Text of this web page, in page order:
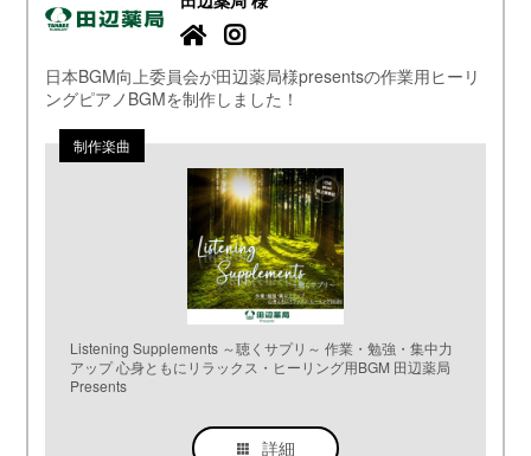
日本BGM向上委員会が田辺薬局様presentsの作業用ヒーリ
ングピアノBGMを制作しました！
Listening Supplements ～聴くサプリ～ 作業・勉強・集中力
アップ 心身ともにリラックス・ヒーリング用BGM 田辺薬局
Presents
詳細